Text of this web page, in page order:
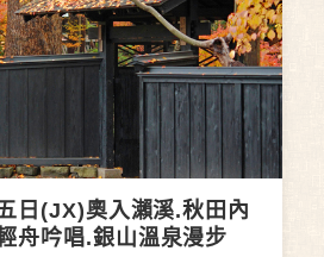
日(JX)奧入瀨溪.秋田內
舟吟唱.銀山溫泉漫步